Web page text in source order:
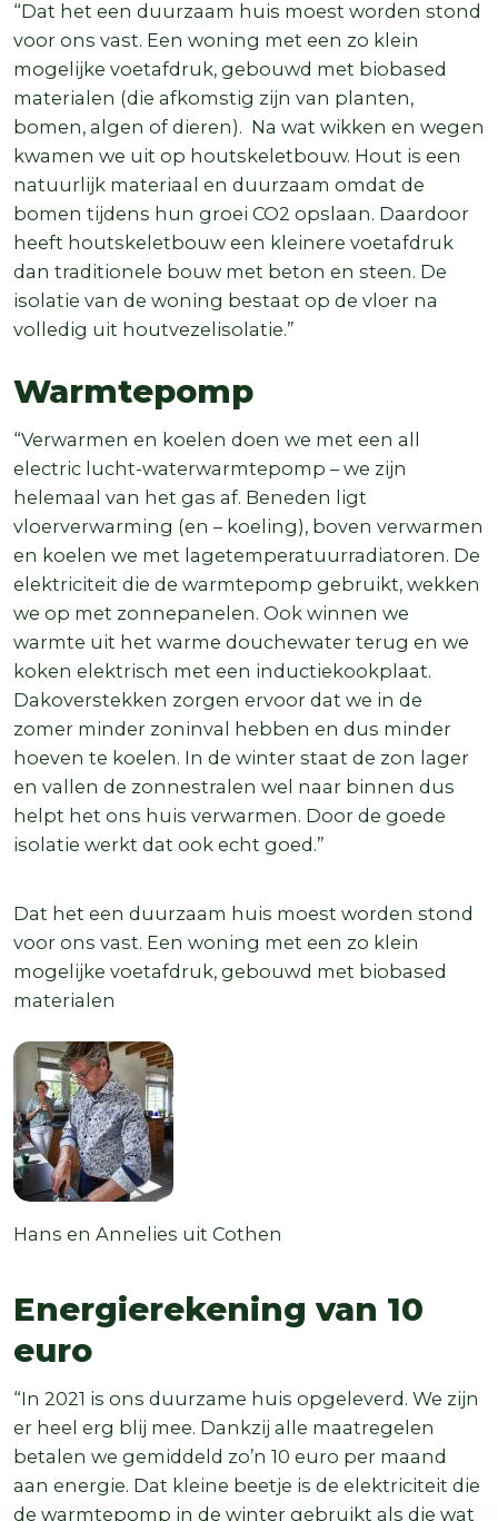
“Dat het een duurzaam huis moest worden stond
voor ons vast. Een woning met een zo klein
mogelijke voetafdruk, gebouwd met biobased
materialen (die afkomstig zijn van planten,
bomen, algen of dieren). Na wat wikken en wegen
kwamen we uit op houtskeletbouw. Hout is een
natuurlijk materiaal en duurzaam omdat de
bomen tijdens hun groei CO2 opslaan. Daardoor
heeft houtskeletbouw een kleinere voetafdruk
dan traditionele bouw met beton en steen. De
isolatie van de woning bestaat op de vloer na
volledig uit houtvezelisolatie.”
Warmtepomp
“Verwarmen en koelen doen we met een all
electric lucht-waterwarmtepomp – we zijn
helemaal van het gas af. Beneden ligt
vloerverwarming (en – koeling), boven verwarmen
en koelen we met lagetemperatuurradiatoren. De
elektriciteit die de warmtepomp gebruikt, wekken
we op met zonnepanelen. Ook winnen we
warmte uit het warme douchewater terug en we
koken elektrisch met een inductiekookplaat.
Dakoverstekken zorgen ervoor dat we in de
zomer minder zoninval hebben en dus minder
hoeven te koelen. In de winter staat de zon lager
en vallen de zonnestralen wel naar binnen dus
helpt het ons huis verwarmen. Door de goede
isolatie werkt dat ook echt goed.”
Dat het een duurzaam huis moest worden stond
voor ons vast. Een woning met een zo klein
mogelijke voetafdruk, gebouwd met biobased
materialen
Auteur
Hans en Annelies Functie
uit Cothen
Energierekening van 10
euro
“In 2021 is ons duurzame huis opgeleverd. We zijn
er heel erg blij mee. Dankzij alle maatregelen
betalen we gemiddeld zo’n 10 euro per maand
aan energie. Dat kleine beetje is de elektriciteit die
de warmtepomp in de winter gebruikt als die wat